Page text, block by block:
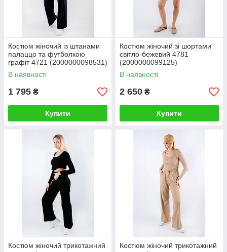
Костюм жіночий із штанами
палаццо та футболкою
графіт 4721 (2000000098531)
В наявності
1 795 ₴
Купити
Костюм жіночий зі шортами
світло-бежевий 4781
(2000000099125)
В наявності
2 650 ₴
Купити
Костюм жіночий трикотажний
Костюм жіночий трикотажний